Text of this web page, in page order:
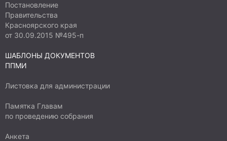
Постановление
Правительства
Красноярского края
от 30.09.2015 №495-п
ШАБЛОНЫ ДОКУМЕНТОВ
ППМИ
Листовка для администрации
Памятка Главам
по проведению собрания
Анкета